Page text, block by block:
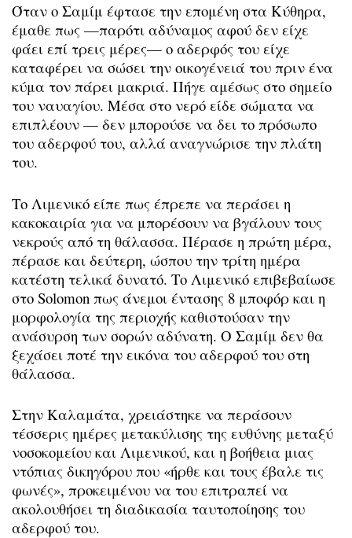
Όταν ο Σαμίμ έφτασε την επομένη στα Κύθηρα,
έμαθε πως —παρότι αδύναμος αφού δεν είχε
φάει επί τρεις μέρες— ο αδερφός του είχε
καταφέρει να σώσει την οικογένειά του πριν ένα
κύμα τον πάρει μακριά. Πήγε αμέσως στο σημείο
του ναυαγίου. Μέσα στο νερό είδε σώματα να
επιπλέουν — δεν μπορούσε να δει το πρόσωπο
του αδερφού του, αλλά αναγνώρισε την πλάτη
του.
Το Λιμενικό είπε πως έπρεπε να περάσει η
κακοκαιρία για να μπορέσουν να βγάλουν τους
νεκρούς από τη θάλασσα. Πέρασε η πρώτη μέρα,
πέρασε και δεύτερη, ώσπου την τρίτη ημέρα
κατέστη τελικά δυνατό. Το Λιμενικό επιβεβαίωσε
στο Solomon πως άνεμοι έντασης 8 μποφόρ και η
μορφολογία της περιοχής καθιστούσαν την
ανάσυρση των σορών αδύνατη. Ο Σαμίμ δεν θα
ξεχάσει ποτέ την εικόνα του αδερφού του στη
θάλασσα.
Στην Καλαμάτα, χρειάστηκε να περάσουν
τέσσερις ημέρες μετακύλισης της ευθύνης μεταξύ
νοσοκομείου και Λιμενικού, και η βοήθεια μιας
ντόπιας δικηγόρου που «ήρθε και τους έβαλε τις
φωνές», προκειμένου να του επιτραπεί να
ακολουθήσει τη διαδικασία ταυτοποίησης του
αδερφού του.